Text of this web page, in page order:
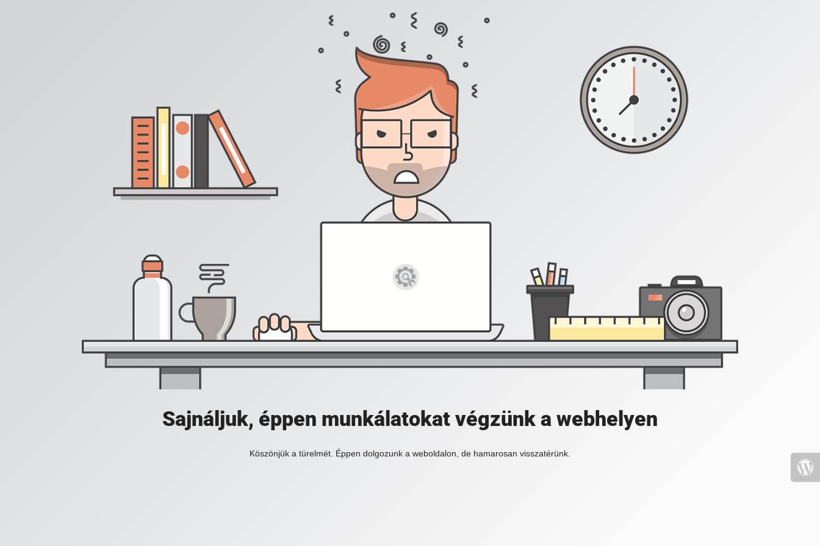
Sajnáljuk, éppen munkálatokat végzünk a webhelyen
Köszönjük a türelmét. Éppen dolgozunk a weboldalon, de hamarosan visszatérünk.